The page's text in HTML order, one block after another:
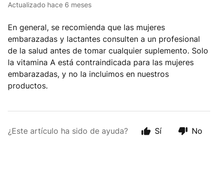
Actualizado hace 6 meses
En general, se recomienda que las mujeres
embarazadas y lactantes consulten a un profesional
de la salud antes de tomar cualquier suplemento. Solo
la vitamina A está contraindicada para las mujeres
embarazadas, y no la incluimos en nuestros
productos.
¿Este artículo ha sido de ayuda? Sí No